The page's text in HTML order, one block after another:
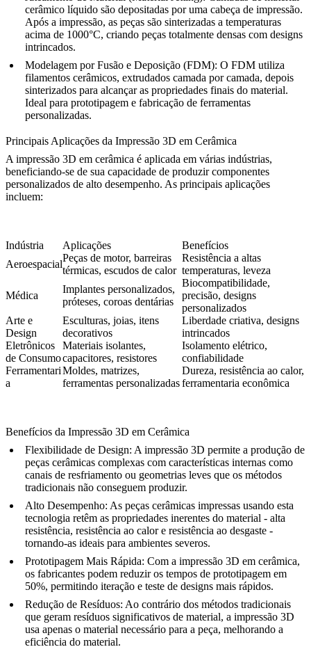
cerâmico líquido são depositadas por uma cabeça de impressão.
Após a impressão, as peças são sinterizadas a temperaturas
acima de 1000°C, criando peças totalmente densas com designs
intrincados.
Modelagem por Fusão e Deposição (FDM): O FDM utiliza
filamentos cerâmicos, extrudados camada por camada, depois
sinterizados para alcançar as propriedades finais do material.
Ideal para prototipagem e fabricação de ferramentas
personalizadas.
Principais Aplicações da Impressão 3D em Cerâmica
A impressão 3D em cerâmica é aplicada em várias indústrias,
beneficiando-se de sua capacidade de produzir componentes
personalizados de alto desempenho. As principais aplicações
incluem:
Indústria Aplicações
Benefícios
Aeroespacial
Peças de motor, barreiras
térmicas, escudos de calor
Resistência a altas
temperaturas, leveza
Médica
Implantes personalizados,
próteses, coroas dentárias
Biocompatibilidade,
precisão, designs
personalizados
Arte e
Design
Esculturas, joias, itens
decorativos
Liberdade criativa, designs
intrincados
Eletrônicos
de Consumo
Materiais isolantes,
capacitores, resistores
Isolamento elétrico,
confiabilidade
Ferramentari
a
Moldes, matrizes,
ferramentas personalizadas
Dureza, resistência ao calor,
ferramentaria econômica
Benefícios da Impressão 3D em Cerâmica
Flexibilidade de Design: A impressão 3D permite a produção de
peças cerâmicas complexas com características internas como
canais de resfriamento ou geometrias leves que os métodos
tradicionais não conseguem produzir.
Alto Desempenho: As peças cerâmicas impressas usando esta
tecnologia retêm as propriedades inerentes do material - alta
resistência, resistência ao calor e resistência ao desgaste -
tornando-as ideais para ambientes severos.
Prototipagem Mais Rápida: Com a impressão 3D em cerâmica,
os fabricantes podem reduzir os tempos de prototipagem em
50%, permitindo iteração e teste de designs mais rápidos.
Redução de Resíduos: Ao contrário dos métodos tradicionais
que geram resíduos significativos de material, a impressão 3D
usa apenas o material necessário para a peça, melhorando a
eficiência do material.